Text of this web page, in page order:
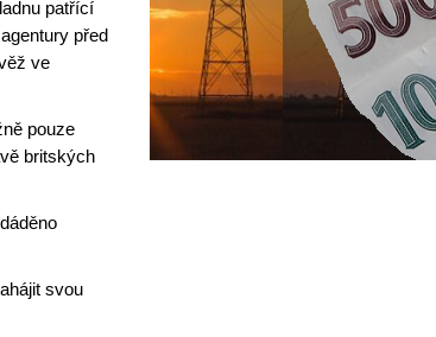
patřící
před
ve
pouze
britských
svou